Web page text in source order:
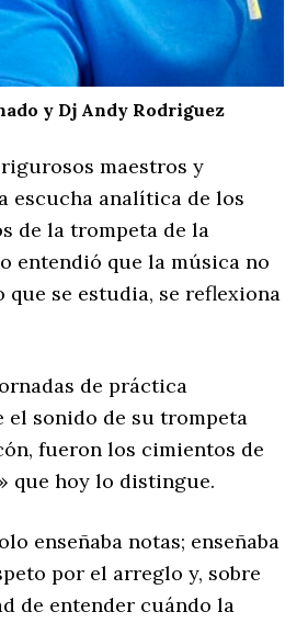
y Dj Andy Rodriguez
maestros y
escucha analítica de los
de la trompeta de la
entendió que la música no
que se estudia, se reflexiona
de práctica
el sonido de su trompeta
fueron los cimientos de
que hoy lo distingue.
enseñaba notas; enseñaba
por el arreglo y, sobre
de entender cuándo la